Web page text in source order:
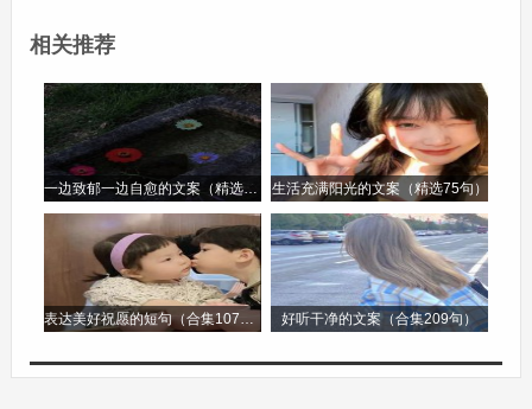
神舟十三号载人飞船的任务圆满完成也是重要素
材。翟志刚、王亚平、叶光富三位航天员在太空的
经历，他们进行的一系列科学实验、太空授课等活
动。这体现了人类对宇宙探索的执着，也彰显了中
国在航天科技领域的强大实力。可以用于有关探索
未知、科技创新、爱国情怀等作文主题。
在文化领域，河南卫视的传统文化创新节目受到广
为主角，通过5G、AR等技术，将唐朝的宫廷文
相关推荐
一边致郁一边自愈的文案（精选96句） 生活充满阳光的文案（精选75句）
表达美好祝愿的短句（合集107句） 好听干净的文案（合集209句）